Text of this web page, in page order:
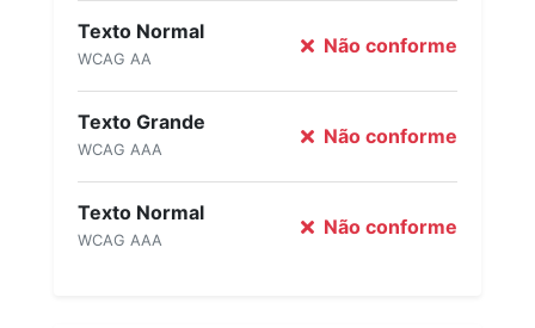
Texto Normal
WCAG AA
Não conforme
Texto Grande
WCAG AAA
Não conforme
Texto Normal
WCAG AAA
Não conforme